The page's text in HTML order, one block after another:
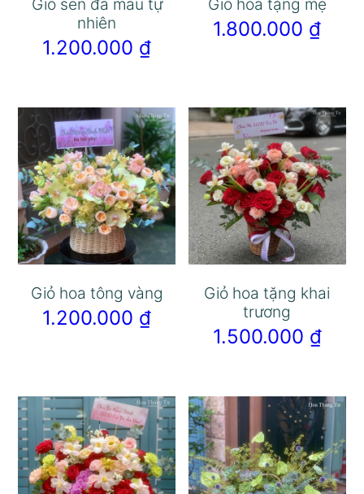
nhiên
1.200.000 ₫
1.800.000 ₫
Giỏ hoa tông vàng
1.200.000 ₫
Giỏ hoa tặng khai
trương
1.500.000 ₫